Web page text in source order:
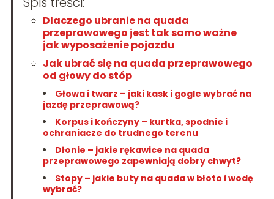
Dlaczego ubranie na quada
przeprawowego jest tak samo ważne
jak wyposażenie pojazdu
Jak ubrać się na quada przeprawowego
od głowy do stóp
Głowa i twarz – jaki kask i gogle wybrać na
jazdę przeprawową?
Korpus i kończyny – kurtka, spodnie i
ochraniacze do trudnego terenu
Dłonie – jakie rękawice na quada
przeprawowego zapewniają dobry chwyt?
Stopy – jakie buty na quada w błoto i wodę
wybrać?